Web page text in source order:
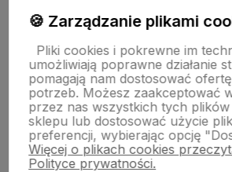
PŁATNOŚĆ I DOSTAWA
STRONY INFORMACYJNE
POMOC DLA KLIENTA
🍪 Zarządzanie plikami
Pliki cookies i pokrewne im
umożliwiają poprawne działanie
pomagają nam dostosować
potrzeb. Możesz zaakceptować
przez nas wszystkich tych
sklepu lub dostosować użycie
preferencji, wybierając opcję
Więcej o plikach cookies
Polityce prywatności.